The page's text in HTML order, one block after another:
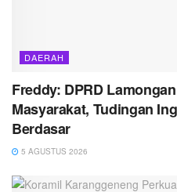
DAERAH
Freddy: DPRD
Masyarakat, Tudingan
Berdasar
5 AGUSTUS 2026